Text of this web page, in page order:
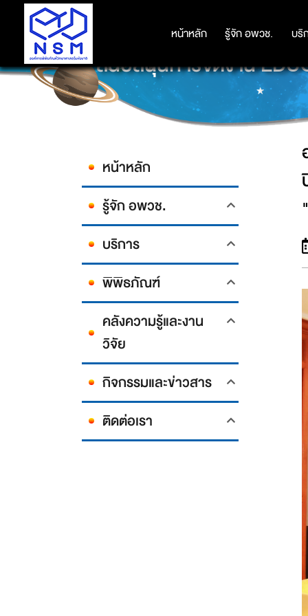
หน้าหลัก รู้จัก อพวช. บริ
หน้าหลัก รู้จัก อพวช. บริ
องค์การพิพิธภัณฑ์วิทยาศาสตร์แ
สนับสนุนการจัดงาน
หน้าหลัก
รู้จัก อพวช.
บริการ
พิพิธภัณฑ์
คลังความรู้และงาน
วิจัย
กิจกรรมและข่าวสาร
ติดต่อเรา